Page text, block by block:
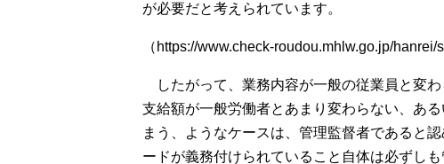
が必要だと考えられています。
（https://www.check-roudou.mhlw.go.jp/
したがって、業務内容が一般の従業員と変
支給額が一般労働者とあまり変わらない、あ
まう、ようなケースは、管理監督者であると
ードが義務付けられていること自体は必ずし